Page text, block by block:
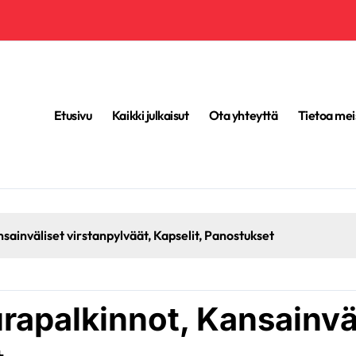
Etusivu Kaikki julkaisut Ota yhteyttä Tietoa
virstanpylväät, Kapselit, Panostukset